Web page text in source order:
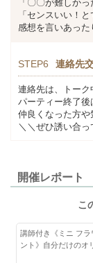
「〇〇が難しかっ
「センスいい！
感想を言いあった
STEP6 連絡先
連絡先は、トーク
パーティー終了後
仲良くなった方
＼＼ぜひ誘い合
開催レポート
こ
講師付き《ミニ フラ
ント》自分だけのオ